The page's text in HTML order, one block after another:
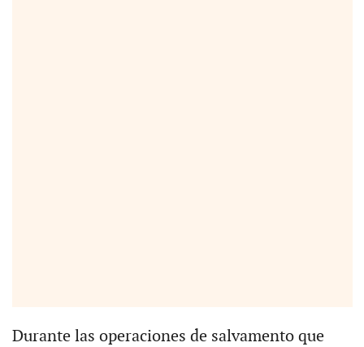
Durante las operaciones de salvamento que